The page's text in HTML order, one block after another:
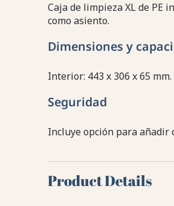
Caja de limpieza XL de PE
como asiento.
Dimensiones y
Interior: 443 x 306 x 65
Seguridad
Incluye opción para añadir
Product Details